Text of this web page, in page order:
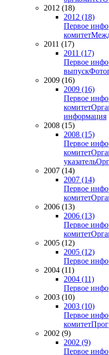
2012 (18)
2012 (18)
Первое
комитет
2011 (17)
2011 (17)
Первое
выпуск
2009 (16)
2009 (16)
Первое
комитет
информация
2008 (15)
2008 (15)
Первое
комитет
указатель
2007 (14)
2007 (14)
Первое
комитет
2006 (13)
2006 (13)
Первое
комитет
2005 (12)
2005 (12)
Первое
2004 (11)
2004 (11)
Первое
2003 (10)
2003 (10)
Первое
комитет
2002 (9)
2002 (9)
Первое